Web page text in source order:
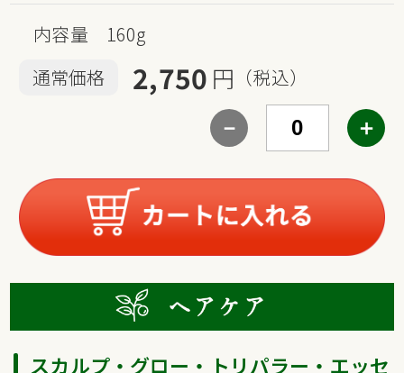
内容量 160g
通常価格
2,750 円 （税込）
－ ＋
スカルプ・グロー・トリパラー・エッセ